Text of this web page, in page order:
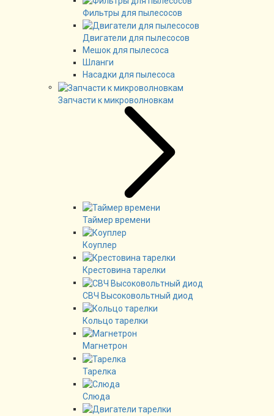
Фильтры для пылесосов
Двигатели для пылесосов
Мешок для пылесоса
Шланги
Насадки для пылесоса
Запчасти к микроволновкам
Таймер времени
Коуплер
Крестовина тарелки
СВЧ Высоковольтный диод
Кольцо тарелки
Магнетрон
Тарелка
Слюда